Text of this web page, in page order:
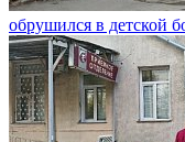
обрушился в детской